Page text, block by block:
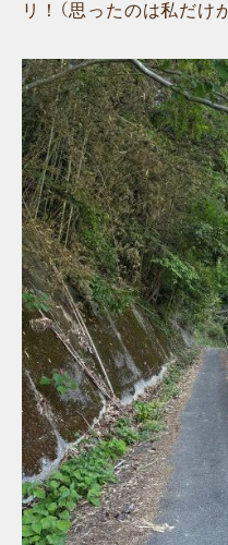
リ！（思ったのは私だけ